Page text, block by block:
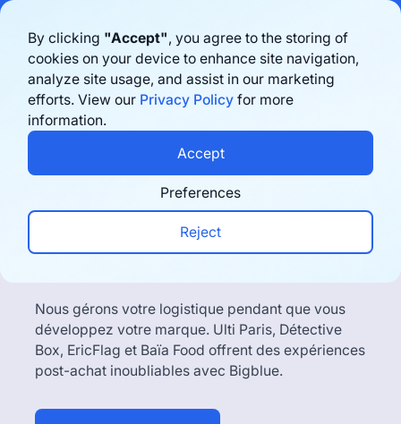
By clicking "Accept", you agree to the storing of
cookies on your device to enhance site navigation,
analyze site usage, and assist in our marketing
efforts. View our Privacy Policy for more
information.
Preferences
Reject
Accept
Benelux in 2026. Learn morehere
Book a demo
Marques en croissance
La solution logistique
des marques en forte
Nous gérons votre logistique pendant que vous
développez votre marque. Ulti Paris, Détective
Box, EricFlag et Baïa Food offrent des expériences
post-achat inoubliables avec Bigblue.